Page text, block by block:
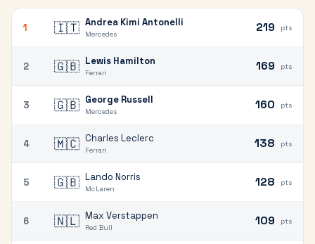
1 🇮🇹 Andrea Kimi Antonelli
Mercedes 219 pts
2 🇬🇧 Lewis Hamilton
Ferrari 169 pts
3 🇬🇧 George Russell
Mercedes 160 pts
4 🇲🇨 Charles Leclerc
Ferrari 138 pts
5 🇬🇧 Lando Norris
McLaren 128 pts
6 🇳🇱 Max Verstappen
Red Bull 109 pts